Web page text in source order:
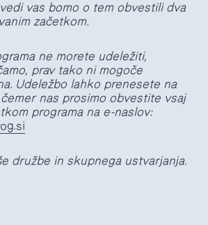
vas bomo o tem obvestili dva
začetkom.
ne morete udeležiti,
prav tako ni mogoče
Udeležbo lahko prenesete na
nas prosimo obvestite vsaj
programa na e-naslov:
družbe in skupnega ustvarjanja.